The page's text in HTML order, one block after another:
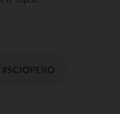
#SCIOPERO